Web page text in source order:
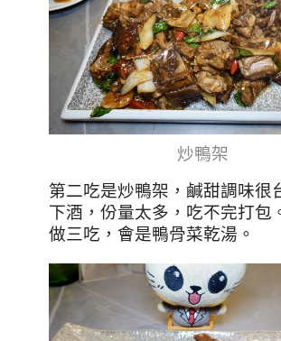
炒鴨架
第二吃是炒鴨架，鹹甜調味很
下酒，份量太多，吃不完打包
做三吃，會是鴨骨菜乾湯。